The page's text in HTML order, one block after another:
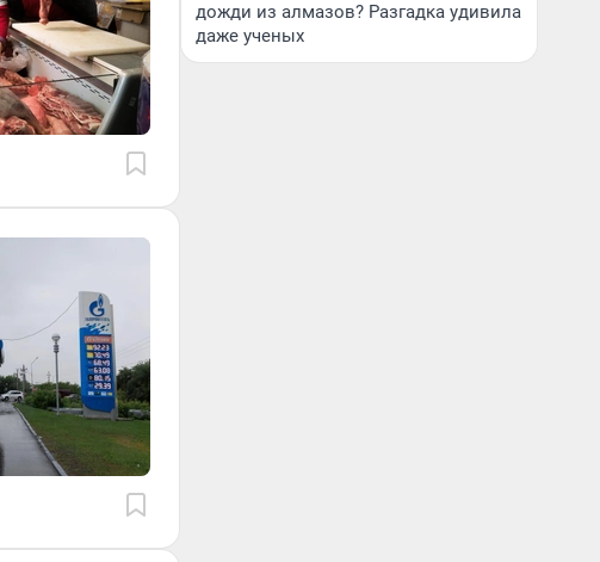
дожди из алмазов? Разгадка удивила
даже ученых